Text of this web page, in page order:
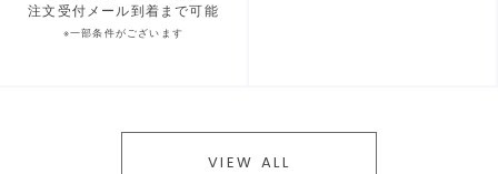
注文受付メール到着まで可能
※一部条件がございます
VIEW ALL